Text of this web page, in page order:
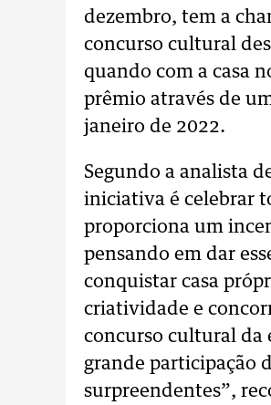
dezembro, tem a
concurso cultural
quando com a casa
prêmio através de
janeiro de 2022.
Segundo a analista
iniciativa é celebrar
proporciona um
pensando em dar
conquistar casa
criatividade e
concurso cultural da
grande participação
surpreendentes”,